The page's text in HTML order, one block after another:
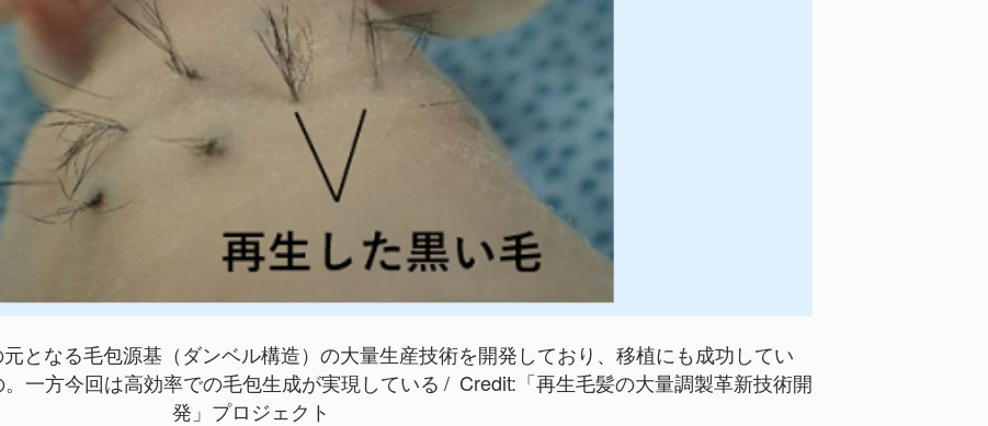
となる毛包源基（ダンベル構造）の大量生産技術を開発しており、移植にも成功してい
一方今回は高効率での毛包生成が実現している
Credit: 「再生毛髪の大量調製革新技術開
発」プロジェクト